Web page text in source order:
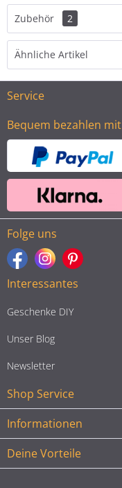
Zubehör 2
Ähnliche Artikel
Service
Bequem bezahlen mit
Folge uns
Interessantes
Geschenke DIY
Unser Blog
Newsletter
Shop Service
Informationen
Deine Vorteile